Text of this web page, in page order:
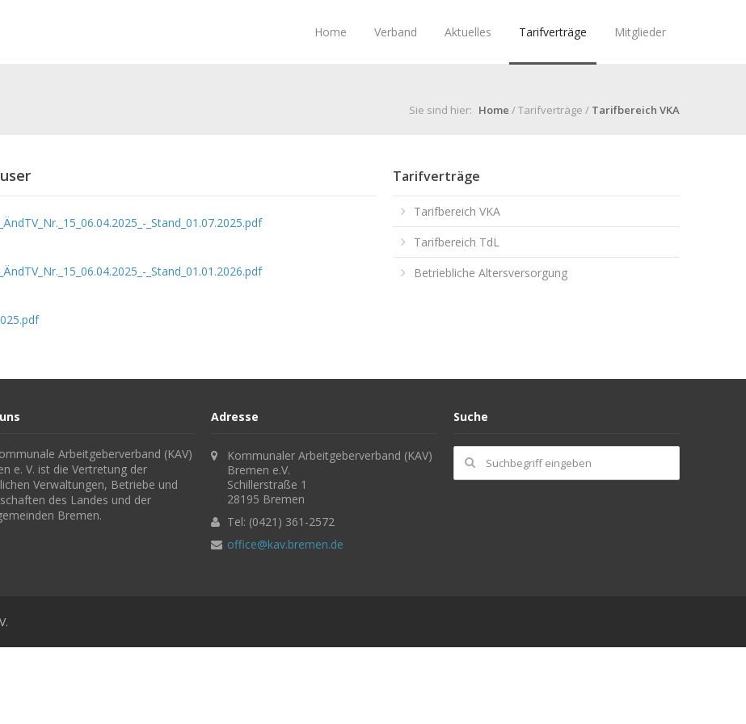
Home Verband Aktuelles Tarifverträge Mitglieder
Sie sind hier: Home / Tarifverträge / Tarifbereich VKA
_Stand_01.07.2025.pdf
_Stand_01.01.2026.pdf
Tarifverträge
Tarifbereich VKA
Tarifbereich TdL
Betriebliche Altersversorgung
Arbeitgeberverband (KAV)
e. V. ist die Vertretung der
Verwaltungen, Betriebe und
des Landes und der
Bremen.
Adresse
Kommunaler Arbeitgeberverband (KAV)
Bremen e.V.
Schillerstraße 1
28195 Bremen
Tel: (0421) 361-2572
office@kav.bremen.de
Suche